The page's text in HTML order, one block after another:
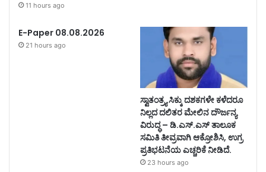
11 hours ago
E-Paper 08.08.2026
21 hours ago
ಸ್ವಾತಂತ್ರ್ಯ ಸಿಕ್ಕು ದಶಕಗಳೇ ಕಳೆದರೂ
ನಿಲ್ಲದ ದಲಿತರ ಮೇಲಿನ ದೌರ್ಜನ್ಯ
ವಿರುದ್ಧ – ಡಿ.ಎಸ್.ಎಸ್ ತಾಲೂಕ
ಸಮಿತಿ ತೀವ್ರವಾಗಿ ಆಕ್ರೋಶಿಸಿ, ಉಗ್ರ
ಪ್ರತಿಭಟನೆಯ ಎಚ್ಚರಿಕೆ ನೀಡಿದೆ.
23 hours ago